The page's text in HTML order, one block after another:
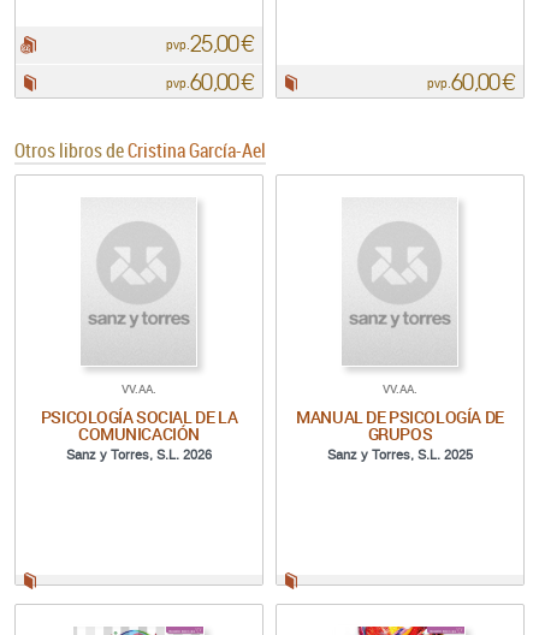
pvp. 25,00 €
pvp.60,00 € pvp.60,00 €
Otros libros deCristina García-Ael
VV.AA.
PSICOLOGÍA SOCIAL DE LA
COMUNICACIÓN
Sanz y Torres, S.L. 2026
VV.AA.
MANUAL DE PSICOLOGÍA DE
GRUPOS
Sanz y Torres, S.L. 2025